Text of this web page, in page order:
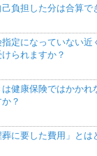
負担した分は合算で
定になっていない近
られますか？
健康保険ではかかれ
？
に要した費用」とは